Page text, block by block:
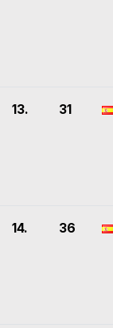
13. 31
14. 36